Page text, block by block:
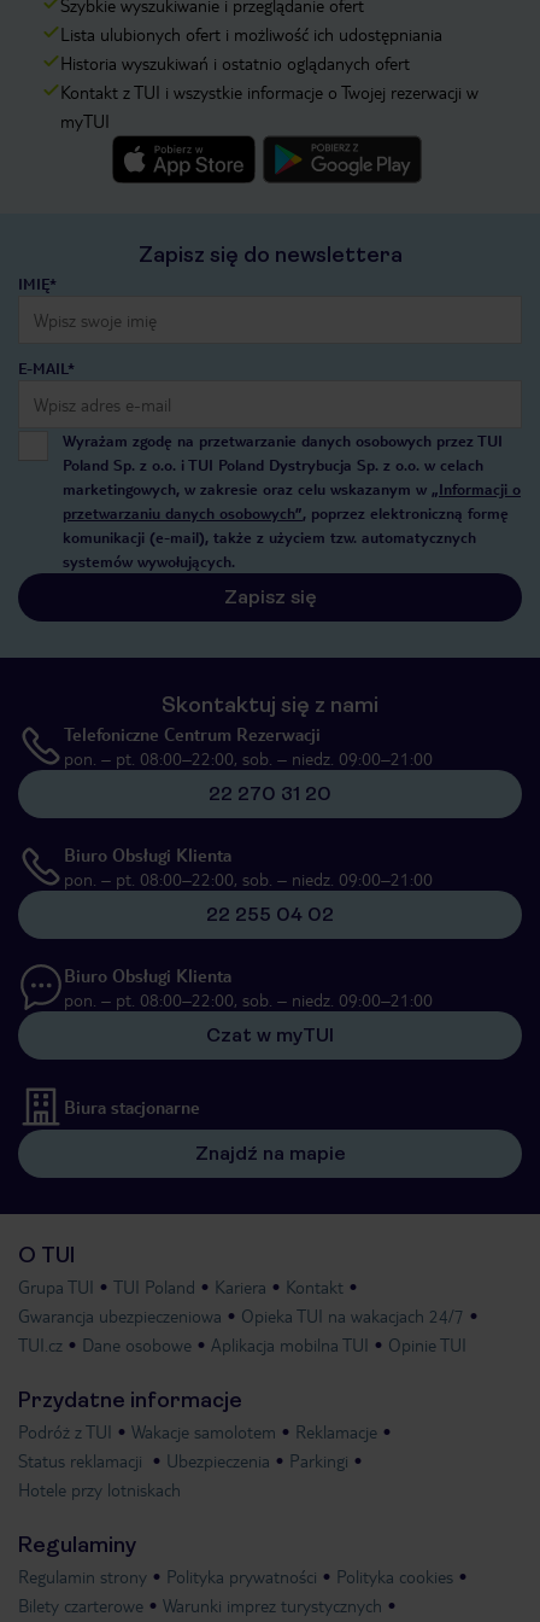
Szybkie wyszukiwanie i przeglądanie ofert
Lista ulubionych ofert i możliwość ich udostępniania
Historia wyszukiwań i ostatnio oglądanych ofert
Kontakt z TUI i wszystkie informacje o Twojej rezerwacji w
myTUI
Zapisz się do newslettera
IMIĘ*
E-MAIL*
Wyrażam zgodę na przetwarzanie danych osobowych przez TUI
Poland Sp. z o.o. i TUI Poland Dystrybucja Sp. z o.o. w celach
marketingowych, w zakresie oraz celu wskazanym w „Informacji o
przetwarzaniu danych osobowych”, poprzez elektroniczną formę
komunikacji (e-mail), także z użyciem tzw. automatycznych
systemów wywołujących.
Zapisz się
Skontaktuj się z nami
Telefoniczne Centrum Rezerwacji
pon. – pt. 08:00–22:00, sob. – niedz. 09:00–21:00
22 270 31 20
Biuro Obsługi Klienta
pon. – pt. 08:00–22:00, sob. – niedz. 09:00–21:00
22 255 04 02
Biuro Obsługi Klienta
pon. – pt. 08:00–22:00, sob. – niedz. 09:00–21:00
Czat w myTUI
Biura stacjonarne
Znajdź na mapie
O TUI
Grupa TUI TUI Poland Kariera
Kontakt
Gwarancja ubezpieczeniowa
Opieka TUI na wakacjach 24/7
TUI.cz
Dane osobowe Aplikacja mobilna TUI Opinie TUI
Przydatne informacje
Podróż z TUI Wakacje samolotem
Reklamacje
Status reklamacji
Ubezpieczenia
Parkingi
Hotele przy lotniskach
Regulaminy
Regulamin strony Polityka prywatności
Polityka cookies
Bilety czarterowe
Warunki imprez turystycznych